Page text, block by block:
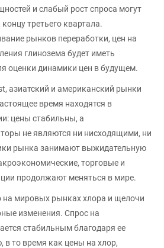
и слабый рост спроса могут
третьего квартала.
рынков переработки, цен на
глинозема будет иметь
оценки динамики цен в будущем.
азиатский и американский рынки
время находятся в
цены стабильны, а
не являются ни нисходящими, ни
рынка занимают выжидательную
торговые и
продолжают меняться в мире.
на мировых рынках хлора и щелочи
изменения. Спрос на
стабильным благодаря ее
то время как цены на хлор,